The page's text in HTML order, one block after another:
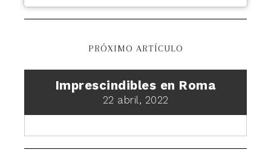
PRÓXIMO ARTÍCULO
Imprescindibles en Roma
22 abril, 2022